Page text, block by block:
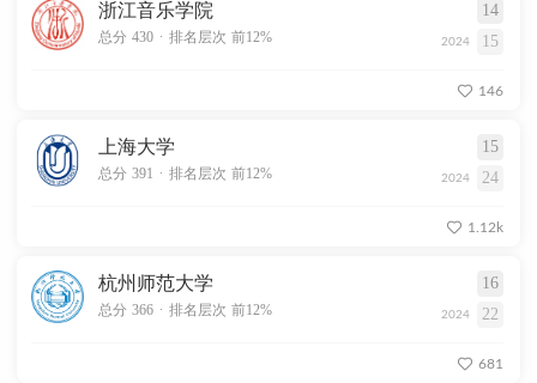
浙江音乐学院 14
总分 430 . 排名层次 前12% 2024 15
146
上海大学 15
总分 391 . 排名层次 前12% 2024 24
1.12k
杭州师范大学 16
总分 366 . 排名层次 前12% 2024 22
681